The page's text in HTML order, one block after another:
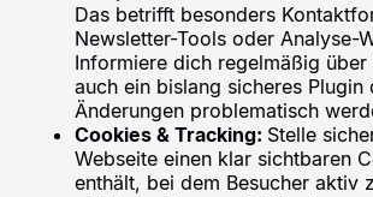
Das betrifft besonders
Newsletter-Tools oder Analyse-
Informiere dich regelmäßig über
auch ein bislang sicheres Plugin
Änderungen problematisch
Cookies & Tracking: Stelle
Webseite einen klar sichtbaren
enthält, bei dem Besucher aktiv